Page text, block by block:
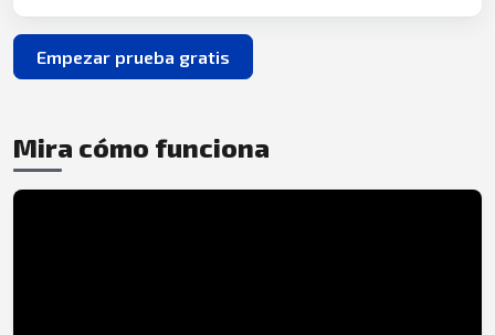
Empezar prueba gratis
Mira cómo funciona